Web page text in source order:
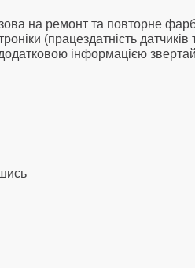
на ремонт та повторне
(працездатність датчиків
інформацією